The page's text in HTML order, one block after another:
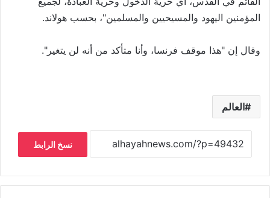
المؤمنين اليهود والمسيحيين والمسلمين"، بحسب هولاند.
وقال إن "هذا موقف فرنسا، وأنا متأكد من أنه لن يتغير".
العالم
نسخ الرابط